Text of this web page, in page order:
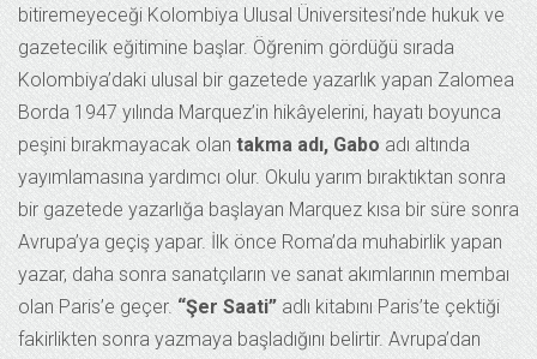
bitiremeyeceği Kolombiya Ulusal Üniversitesi’nde hukuk ve
gazetecilik eğitimine başlar. Öğrenim gördüğü sırada
Kolombiya’daki ulusal bir gazetede yazarlık yapan Zalomea
Borda 1947 yılında Marquez’in hikâyelerini, hayatı boyunca
peşini bırakmayacak olantakma adı, Gabo adı altında
yayımlamasına yardımcı olur. Okulu yarım bıraktıktan sonra
bir gazetede yazarlığa başlayan Marquez kısa bir süre sonra
Avrupa’ya geçiş yapar. İlk önce Roma’da muhabirlik yapan
yazar, daha sonra sanatçıların ve sanat akımlarının membaı
olan Paris’e geçer. “Şer Saati” adlı kitabını Paris’te çektiği
fakirlikten sonra yazmaya başladığını belirtir. Avrupa’dan